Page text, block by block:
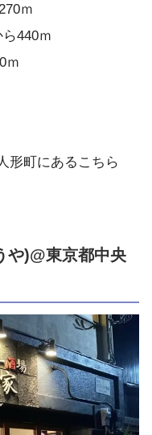
ｍ
440ｍ
ｍ
形町にあるこちら
や)@東京都中央